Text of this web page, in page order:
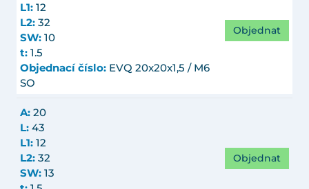
L1: 12
L2: 32
SW: 10
t: 1.5
Objednací číslo: EVQ 20x20x1,5 / M6
SO
Objednat
A: 20
L: 43
L1: 12
L2: 32
SW: 13
Objednat